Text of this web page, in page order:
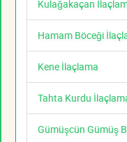
Kulağakaçan
Hamam Böceği
Kene İlaçlama
Tahta Kurdu
Gümüşcün Gümüş